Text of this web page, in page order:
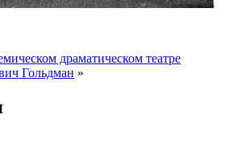
драматическом театре
Гольдман »